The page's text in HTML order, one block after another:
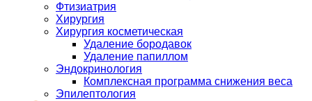
Фтизиатрия
Хирургия
Хирургия косметическая
Удаление бородавок
Удаление папиллом
Эндокринология
Комплексная программа снижения веса
Эпилептология